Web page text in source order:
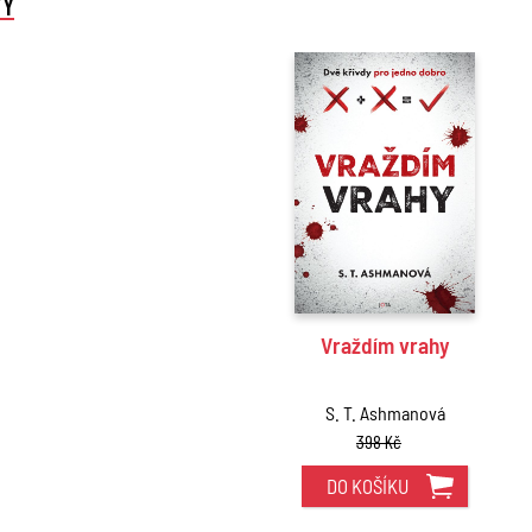
Vraždím vrahy
S. T. Ashmanová
398 Kč
DO KOŠÍKU